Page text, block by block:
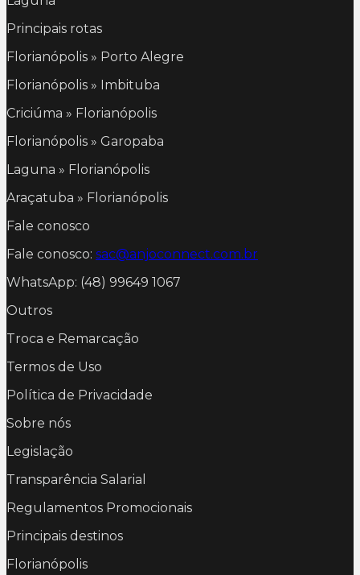
Principais rotas
Florianópolis » Porto Alegre
Florianópolis » Imbituba
Criciúma » Florianópolis
Florianópolis » Garopaba
Laguna » Florianópolis
Araçatuba » Florianópolis
Fale conosco
Fale conosco: sac@anjoconnect.com.br
WhatsApp: (48) 99649 1067
Outros
Troca e Remarcação
Termos de Uso
Política de Privacidade
Sobre nós
Legislação
Transparência Salarial
Regulamentos Promocionais
Principais destinos
Florianópolis